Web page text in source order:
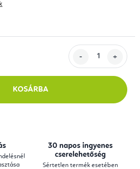
KOSÁRBA
30 napos ingyenes
cserelehetőség
Sértetlen termék esetében